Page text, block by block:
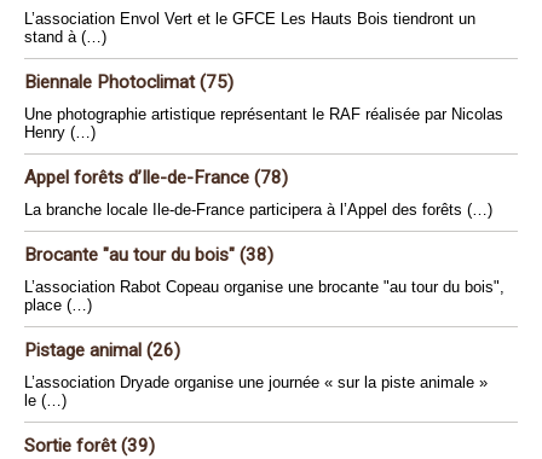
L’association Envol Vert et le GFCE Les Hauts Bois tiendront un
stand à (…)
Biennale Photoclimat (75)
Une photographie artistique représentant le RAF réalisée par Nicolas
Henry (…)
Appel forêts d’Ile-de-France (78)
La branche locale Ile-de-France participera à l’Appel des forêts (…)
Brocante "au tour du bois" (38)
L’association Rabot Copeau organise une brocante "au tour du bois",
place (…)
Pistage animal (26)
L’association Dryade organise une journée « sur la piste animale »
le (…)
Sortie forêt (39)